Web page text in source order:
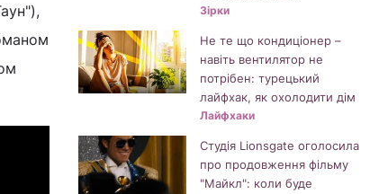
Зірки
Не те що кондиціонер –
навіть вентилятор не
потрібен: турецький
лайфхак, як охолодити дім
Лайфхаки
Студія Lionsgate оголосила
про продовження фільму
"Майкл": коли буде